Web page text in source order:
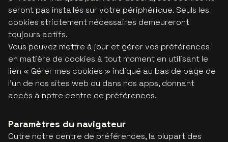
seront pas installés sur votre périphérique. Seuls les
cookies strictement nécessaires demeureront
toujours actifs.
Vous pouvez mettre à jour et gérer vos préférences
en matière de cookies à tout moment en utilisant le
lien « Gérer mes cookies » indiqué au bas de page de
l'un de nos sites web ou dans nos apps, donnant
accès à notre centre de préférences.
Paramètres du navigateur
Outre notre centre de préférences, la plupart des